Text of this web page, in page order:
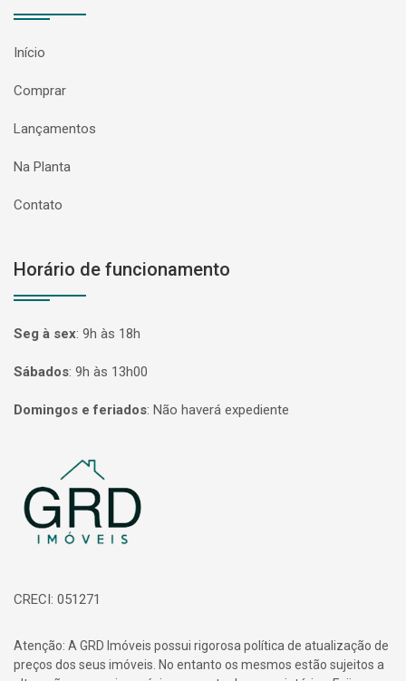
Início
Comprar
Lançamentos
Na Planta
Contato
Horário de funcionamento
Seg à sex: 9h às 18h
Sábados: 9h às 13h00
Domingos e feriados: Não haverá expediente
Página inicial
CRECI: 051271
Atenção: A GRD Imóveis possui rigorosa política de atualização de
preços dos seus imóveis. No entanto os mesmos estão sujeitos a